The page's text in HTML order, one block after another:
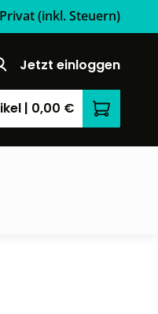
Privat(inkl. Steuern)
Jetzt einloggen
| 0,00 €